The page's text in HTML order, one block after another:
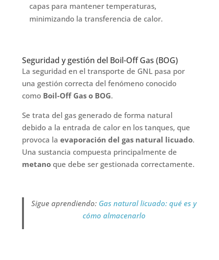
capas para mantener temperaturas,
minimizando la transferencia de calor.
Seguridad y gestión del Boil-Off Gas (BOG)
La seguridad en el transporte de GNL pasa por
una gestión correcta del fenómeno conocido
como Boil-Off Gas o BOG.
Se trata del gas generado de forma natural
debido a la entrada de calor en los tanques, que
provoca la evaporación del gas natural licuado.
Una sustancia compuesta principalmente de
metano que debe ser gestionada correctamente.
Sigue aprendiendo: Gas natural licuado: qué es y
cómo almacenarlo